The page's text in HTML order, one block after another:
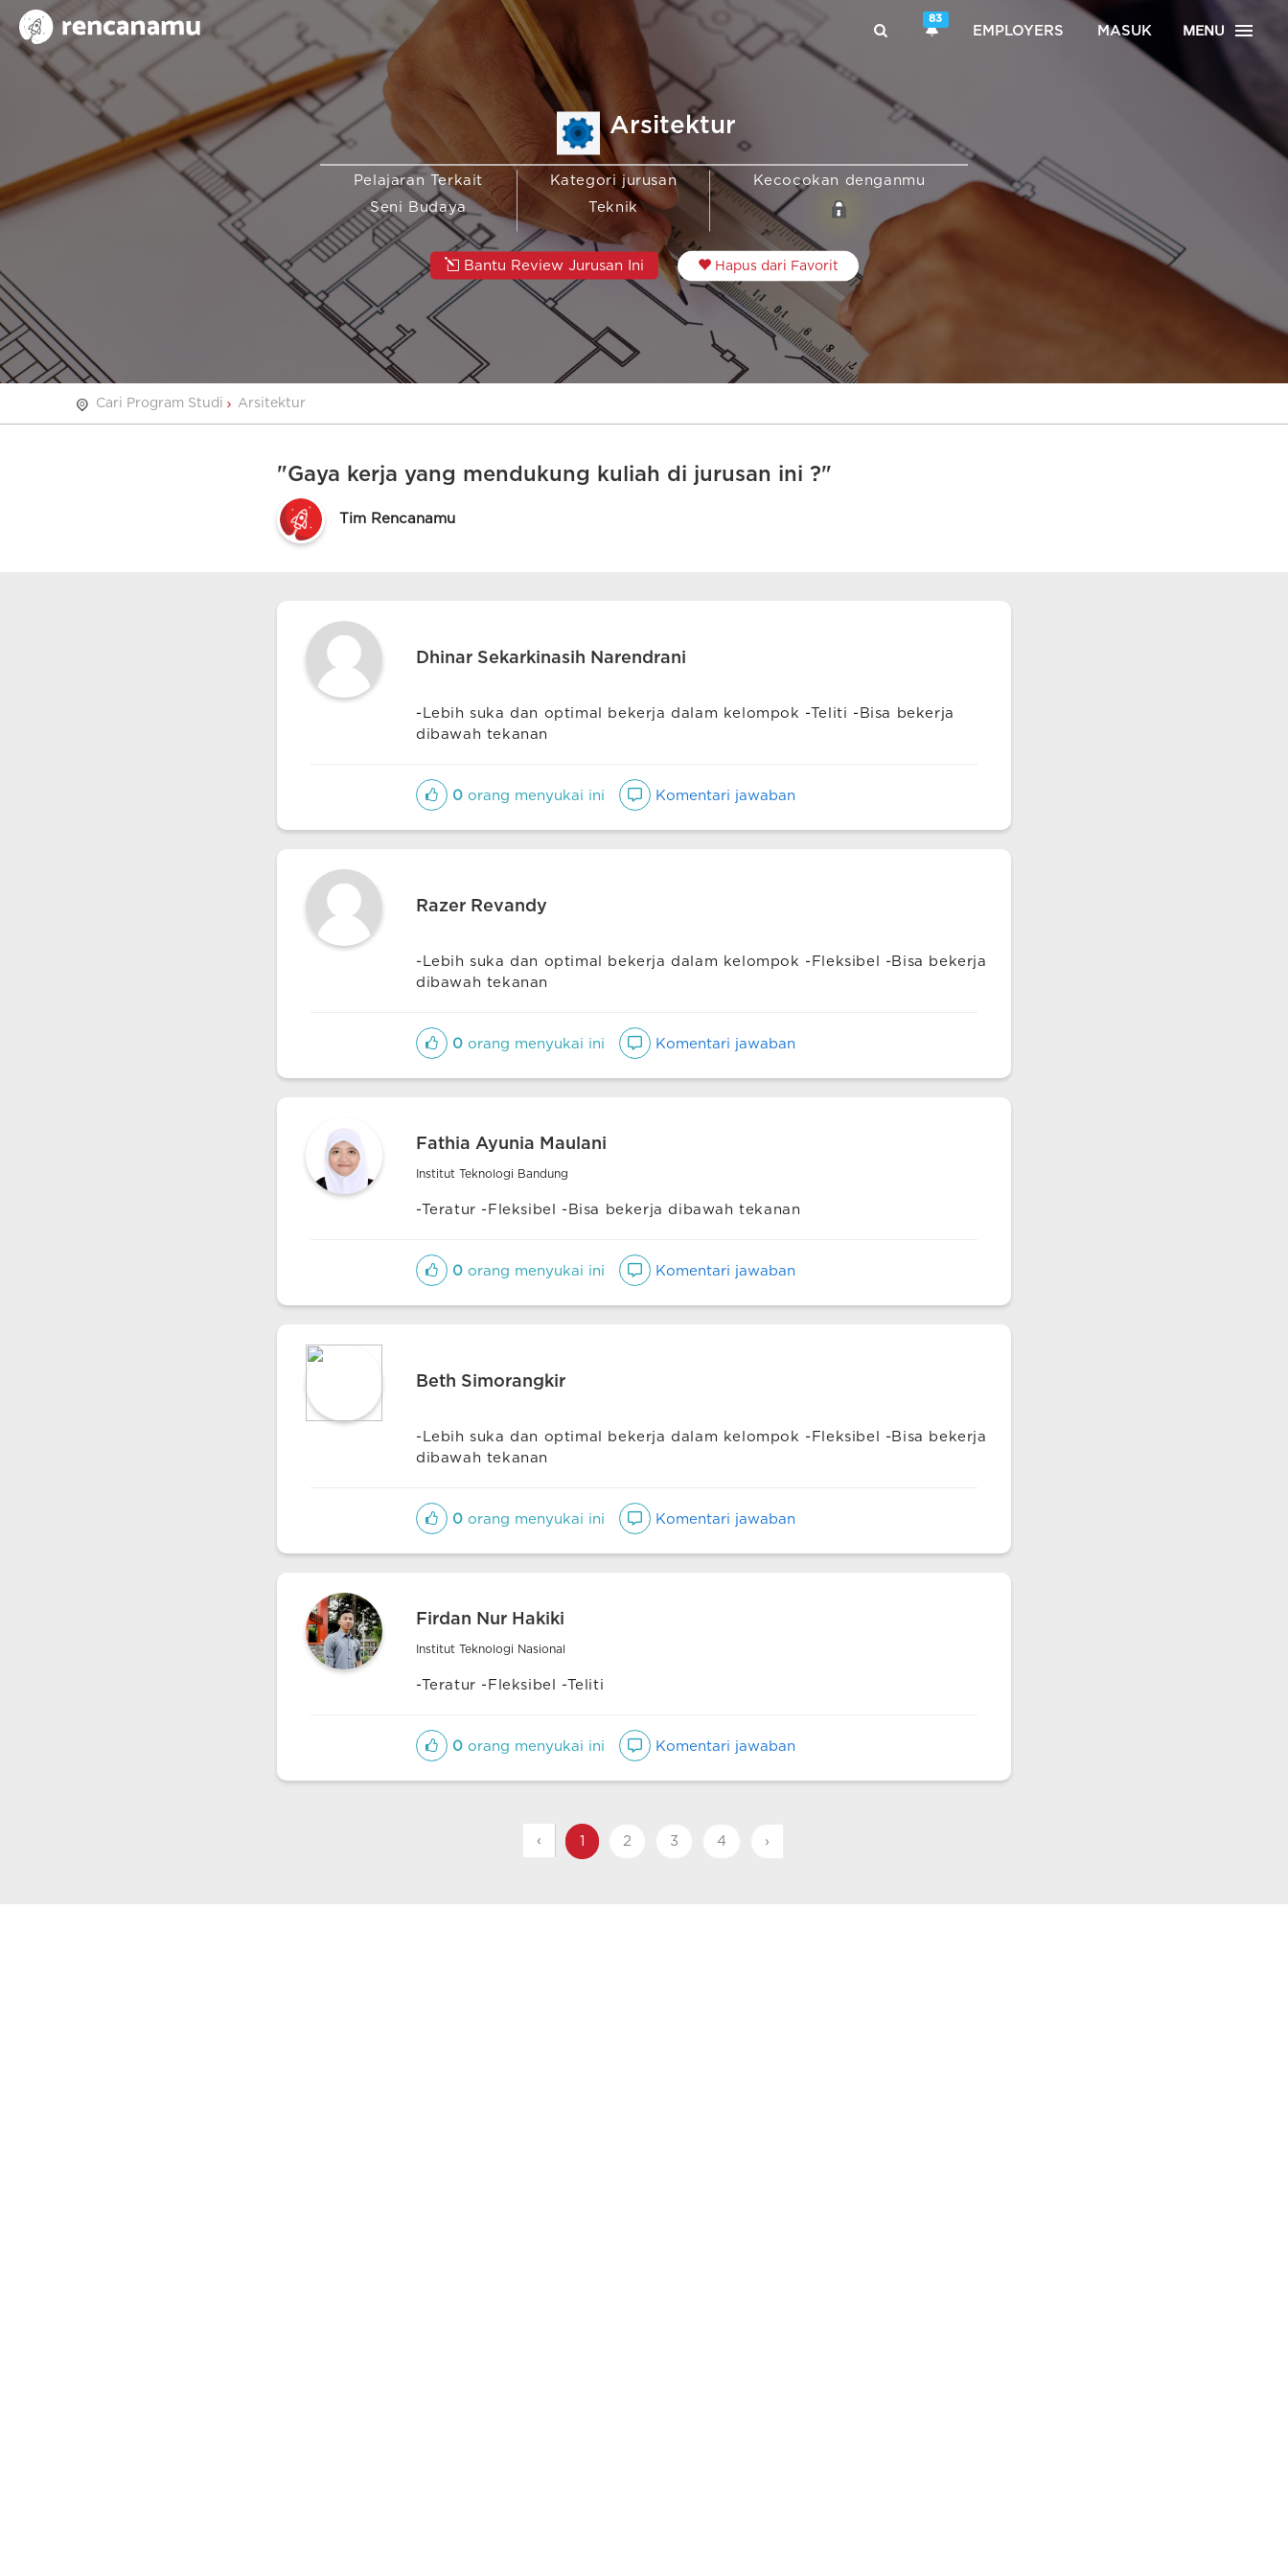
83
EMPLOYERS MASUK MENU
Arsitektur
Pelajaran Terkait
Seni Budaya
Kategori jurusan
Teknik
Kecocokan denganmu
Bantu Review Jurusan Ini Hapus dari Favorit
Cari Program Studi Arsitektur
"Gaya kerja yang mendukung kuliah di jurusan ini ?"
Tim Rencanamu
Dhinar Sekarkinasih Narendrani
-Lebih suka dan optimal bekerja dalam kelompok -Teliti -Bisa bekerja
dibawah tekanan
0 orang menyukai ini Komentari jawaban
Razer Revandy
-Lebih suka dan optimal bekerja dalam kelompok -Fleksibel -Bisa bekerja
dibawah tekanan
0 orang menyukai ini Komentari jawaban
Fathia Ayunia Maulani
Institut Teknologi Bandung
-Teratur -Fleksibel -Bisa bekerja dibawah tekanan
0 orang menyukai ini Komentari jawaban
Beth Simorangkir
-Lebih suka dan optimal bekerja dalam kelompok -Fleksibel -Bisa bekerja
dibawah tekanan
0 orang menyukai ini Komentari jawaban
Firdan Nur Hakiki
Institut Teknologi Nasional
-Teratur -Fleksibel -Teliti
0 orang menyukai ini Komentari jawaban
‹ 1 2 3 4 ›